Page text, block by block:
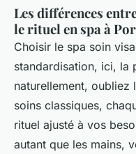
Les différences
le rituel en spa à
Choisir le spa soin
standardisation, ici, la
naturellement, oubliez
soins classiques,
rituel ajusté à vos
autant que les mains,